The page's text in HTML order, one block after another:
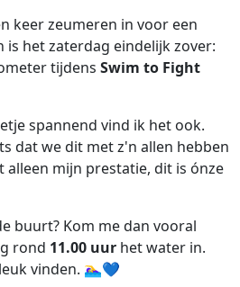
keer zeumeren in voor een
is het zaterdag eindelijk zover:
tijdens Swim to Fight
spannend vind ik het ook.
dat we dit met z'n allen hebben
alleen mijn prestatie, dit is ónze
buurt? Kom me dan vooral
rond 11.00 uur het water in.
vinden. 🏊‍♀️💙